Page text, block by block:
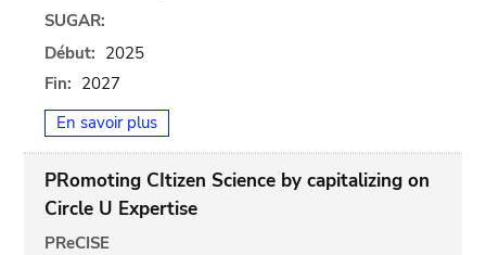
SUGAR:
Début: 2025
Fin: 2027
En savoir plus
PRomoting CItizen Science by capitalizing on
Circle U Expertise
PReCISE